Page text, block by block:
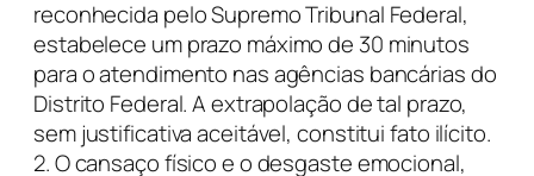
reconhecida pelo Supremo Tribunal Federal,
estabelece um prazo máximo de 30 minutos
para o atendimento nas agências bancárias do
Distrito Federal. A extrapolação de tal prazo,
sem justificativa aceitável, constitui fato ilícito.
2. O cansaço físico e o desgaste emocional,